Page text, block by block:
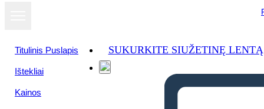
Titulinis Puslapis
Ištekliai
Kainos
SUKURKITE SIUŽETINĘ LENTĄ